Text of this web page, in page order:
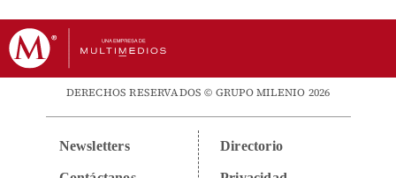
DERECHOS RESERVADOS © GRUPO MILENIO 2026
Newsletters Directorio